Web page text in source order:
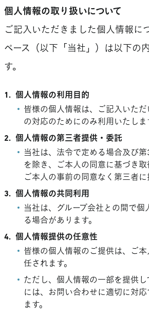
個人情報の取り扱いについて
ご記入いただきました個人情報に
ペース（以下「当社」）は以下の
す。
1. 個人情報の利用目的
皆様の個人情報は、ご記入いた
の対応のためにのみ利用いたしま
2. 個人情報の第三者提供・委託
当社は、法令で定める場合及び
を除き、ご本人の同意に基づき取
ご本人の事前の同意なく第三者に
3. 個人情報の共同利用
当社は、グループ会社との間で個
る場合があります。
4. 個人情報提供の任意性
皆様の個人情報のご提供は、ご
任されます。
ただし、個人情報の一部を提供
には、お問い合わせに適切に対応
ます。